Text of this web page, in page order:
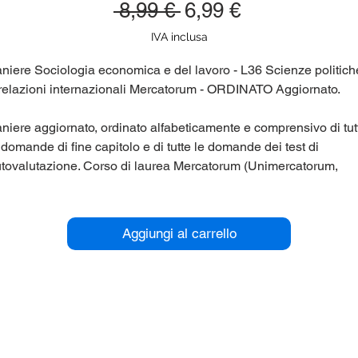
8,99 € Prezzo
regolare
6,99 €Prezzo
IVA inclusa
Sociologia economica e del lavoro - L36 Scienze
internazionali Mercatorum - ORDINATO Aggiornato.
aggiornato, ordinato alfabeticamente e comprensivo di
di fine capitolo e di tutte le domande dei test di
Corso di laurea Mercatorum (Unimercatorum,
maggiori informazioni contattaci qui sul sito (chat in basso a
Aggiungi al carrello